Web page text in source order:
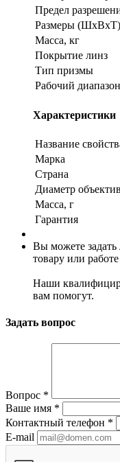
Предел
Размеры
Масса, кг
Покрытие линз
Тип призмы
Рабочий
Характеристики
Название
Марка
Страна
Диаметр
Масса, г
Гарантия
Вы можете
товару или
Наши
вам помогут.
Задать вопрос
Вопрос *
Ваше имя *
Контактный телефон *
E-mail